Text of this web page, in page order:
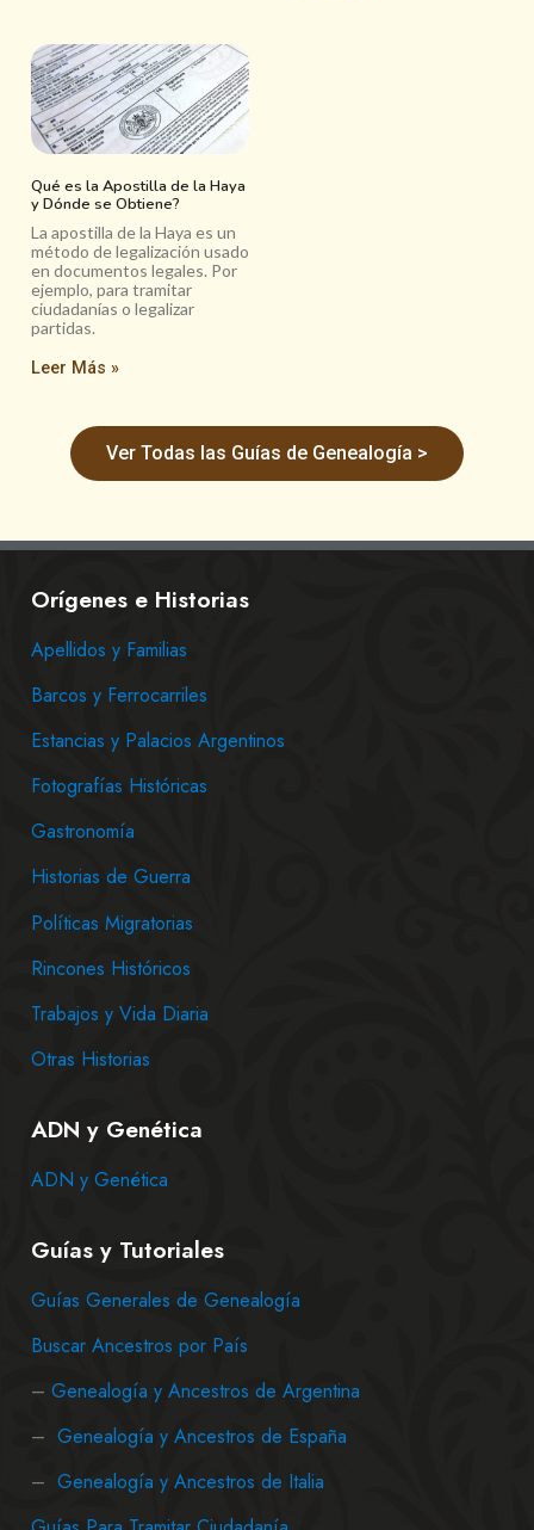
Qué es la Apostilla de la Haya
y Dónde se Obtiene?
La apostilla de la Haya es un
método de legalización usado
en documentos legales. Por
ejemplo, para tramitar
ciudadanías o legalizar
partidas.
Leer Más »
Ver Todas las Guías de Genealogía >
Orígenes e Historias
Apellidos y Familias
Barcos y Ferrocarriles
Estancias y Palacios Argentinos
Fotografías Históricas
Gastronomía
Historias de Guerra
Políticas Migratorias
Rincones Históricos
Trabajos y Vida Diaria
Otras Historias
ADN y Genética
ADN y Genética
Guías y Tutoriales
Guías Generales de Genealogía
Buscar Ancestros por País
– Genealogía y Ancestros de Argentina
– Genealogía y Ancestros de España
– Genealogía y Ancestros de Italia